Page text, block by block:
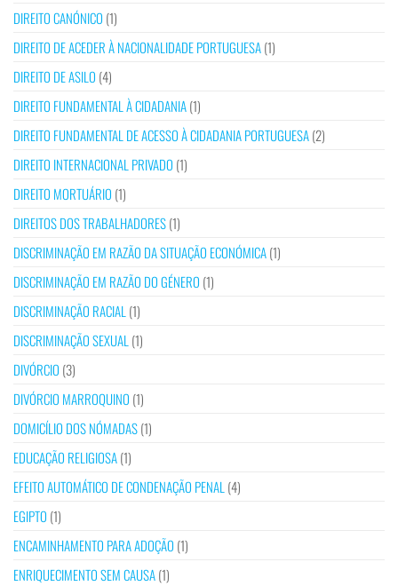
DIREITO CANÓNICO (1)
DIREITO DE ACEDER À NACIONALIDADE PORTUGUESA(1)
DIREITO DE ASILO (4)
DIREITO FUNDAMENTAL À CIDADANIA(1)
DIREITO FUNDAMENTAL DE ACESSO À CIDADANIA PORTUGUESA(2)
DIREITO INTERNACIONAL PRIVADO (1)
DIREITO MORTUÁRIO (1)
DIREITOS DOS TRABALHADORES(1)
DISCRIMINAÇÃO EM RAZÃO DA SITUAÇÃO ECONÓMICA(1)
DISCRIMINAÇÃO EM RAZÃO DO GÉNERO (1)
DISCRIMINAÇÃO RACIAL (1)
DISCRIMINAÇÃO SEXUAL (1)
DIVÓRCIO (3)
DIVÓRCIO MARROQUINO (1)
DOMICÍLIO DOS NÓMADAS(1)
EDUCAÇÃO RELIGIOSA(1)
EFEITO AUTOMÁTICO DE CONDENAÇÃO PENAL (4)
EGIPTO (1)
ENCAMINHAMENTO PARA ADOÇÃO (1)
ENRIQUECIMENTO SEM CAUSA(1)